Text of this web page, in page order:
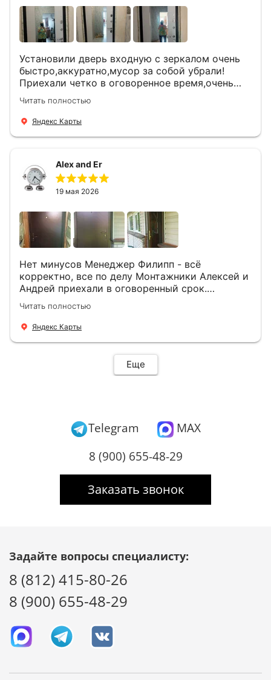
Установили дверь входную с зеркалом очень
быстро,аккуратно,мусор за собой убрали!
Приехали четко в оговоренное время,очень
вежливые,деликатные рабочие .Все
понравилось и дверь ,и работа и цена!
Читать полностью
Яндекс Карты
Alex and Er
19 мая 2026
Нет минусов Менеджер Филипп - всё
корректно, все по делу Монтажники Алексей и
Андрей приехали в оговоренный срок.
Демонтировали старую дверь и установили
новую буквально за час Быстро и качественно
+ нормальные цены Всем большое спасибо
Читать полностью
Яндекс Карты
Еще
Telegram
MAX
8 (900) 655-48-29
Заказать звонок
Задайте вопросы специалисту:
8 (812) 415-80-26
8 (900) 655-48-29